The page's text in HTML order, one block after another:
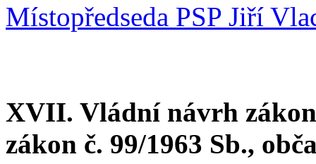
Místopředseda PSP Jiří
XVII. Vládní návrh
zákon č. 99/1963 Sb.,